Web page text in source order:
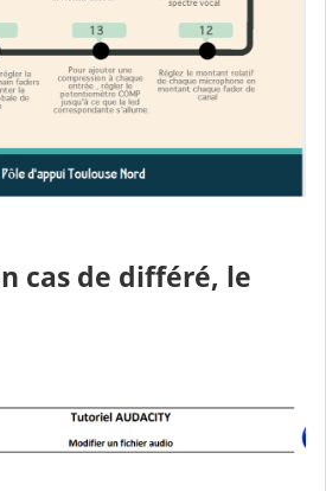
cas de différé, le